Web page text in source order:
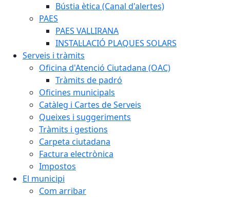
Bústia ètica (Canal d'alertes)
PAES
PAES VALLIRANA
INSTAL·LACIÓ PLAQUES SOLARS
Serveis i tràmits
Oficina d'Atenció Ciutadana (OAC)
Tràmits de padró
Oficines municipals
Catàleg i Cartes de Serveis
Queixes i suggeriments
Tràmits i gestions
Carpeta ciutadana
Factura electrònica
Impostos
El municipi
Com arribar